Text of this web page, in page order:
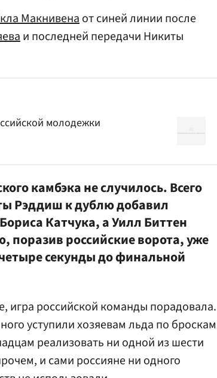
Макнивенаот синей линии после
и последней передачи Никиты
молодежки
камбэка не случилось. Всего
Рэддиш к дублю добавил
Бориса Катчука, аУилл Биттен
поразив российские ворота, уже
секунды до финальной
игра российской команды порадовала.
уступили хозяевам льда по броскам
реализовать ни одной из шести
и сами россияне ни одного